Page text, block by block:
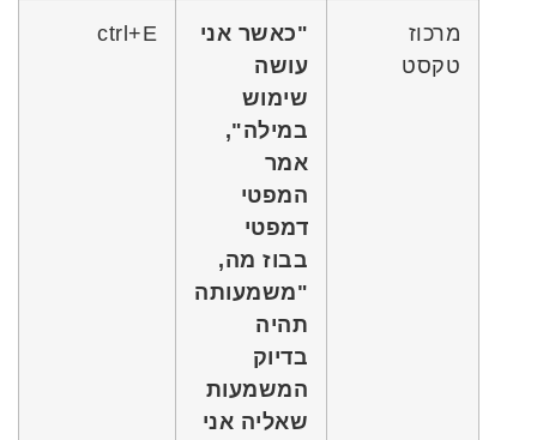
מרכוז
טקסט
"כאשר אני
עושה
שימוש
במילה",
אמר
המפטי
דמפטי
בבוז מה,
"משמעותה
תהיה
בדיוק
המשמעות
שאליה אני
ctrl+E